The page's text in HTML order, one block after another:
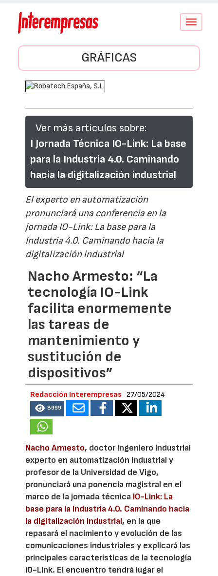
Conmutar
GRÁFICAS
Ver más artículos sobre:
I Jornada Técnica IO-Link: La base
para la Industria 4.0. Caminando
hacia la digitalización industrial
El experto en automatización
pronunciará una conferencia en la
jornada IO-Link: La base para la
Industria 4.0. Caminando hacia la
digitalización industrial
Nacho Armesto: “La
tecnología IO-Link
facilita enormemente
las tareas de
mantenimiento y
sustitución de
dispositivos”
Redacción Interempresas 27/05/2024
8999
Nacho Armesto, doctor ingeniero industrial
experto en automatización industrial y
profesor de la Universidad de Vigo,
pronunciará una ponencia magistral en el
marco de la jornada técnica IO-Link: La
base para la Industria 4.0. Caminando hacia
la digitalización industrial, en la que
repasará el nacimiento y evolución de las
comunicaciones industriales y explicará las
principales características de la tecnología
IO-Link. El encuentro tendrá lugar el